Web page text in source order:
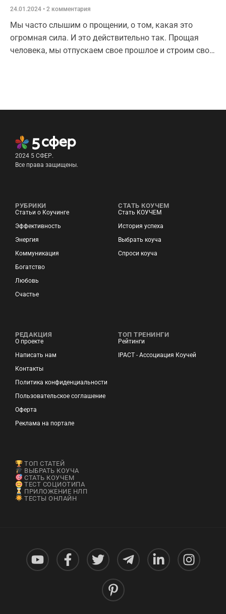
24.01.2024 2 комментария
Мы часто слышим о прощении, о том, какая это
огромная сила. И это действительно так. Прощая
человека, мы отпускаем свое прошлое и строим свою
2024 5 СФЕР.
Все права защищены.
РУБРИКИ
Статьи о Коучинге
Эффективность
Энергия
Коммуникация
Богатство
Любовь
Счастье
СТАТЬ КОУЧЕМ
Стать КОУЧЕМ
История успеха
Выбрать коуча
Спроси коуча
РЕДАКЦИЯ
О проекте
Написать нам
Контакты
Политика конфиденциальности
Пользовательское соглашение
Оферта
Реклама на портале
ТОП ТРЕНИНГИ
Рейтинги
IPACT - Ассоциация Коучей
ТОП СТАТЕЙ
ВЫБРАТЬ КОУЧА
СТАТЬ КОУЧЕМ
ТЕСТ СОЦИОТИПА
ПРИЛОЖЕНИЕ НЛП
ТЕСТЫ ОНЛАЙН